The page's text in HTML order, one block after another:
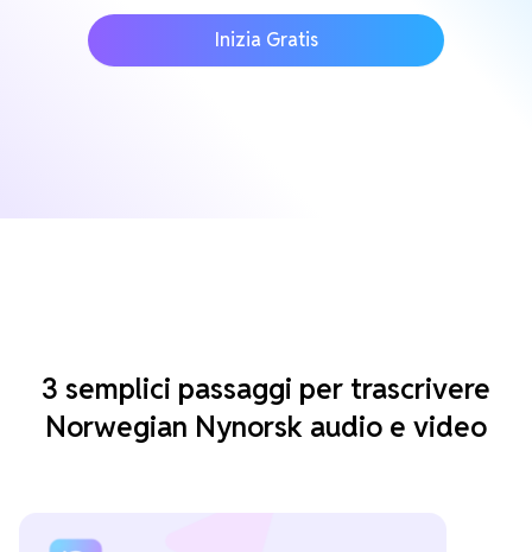
Inizia Gratis
3 semplici passaggi per trascrivere
Norwegian Nynorsk audio e video